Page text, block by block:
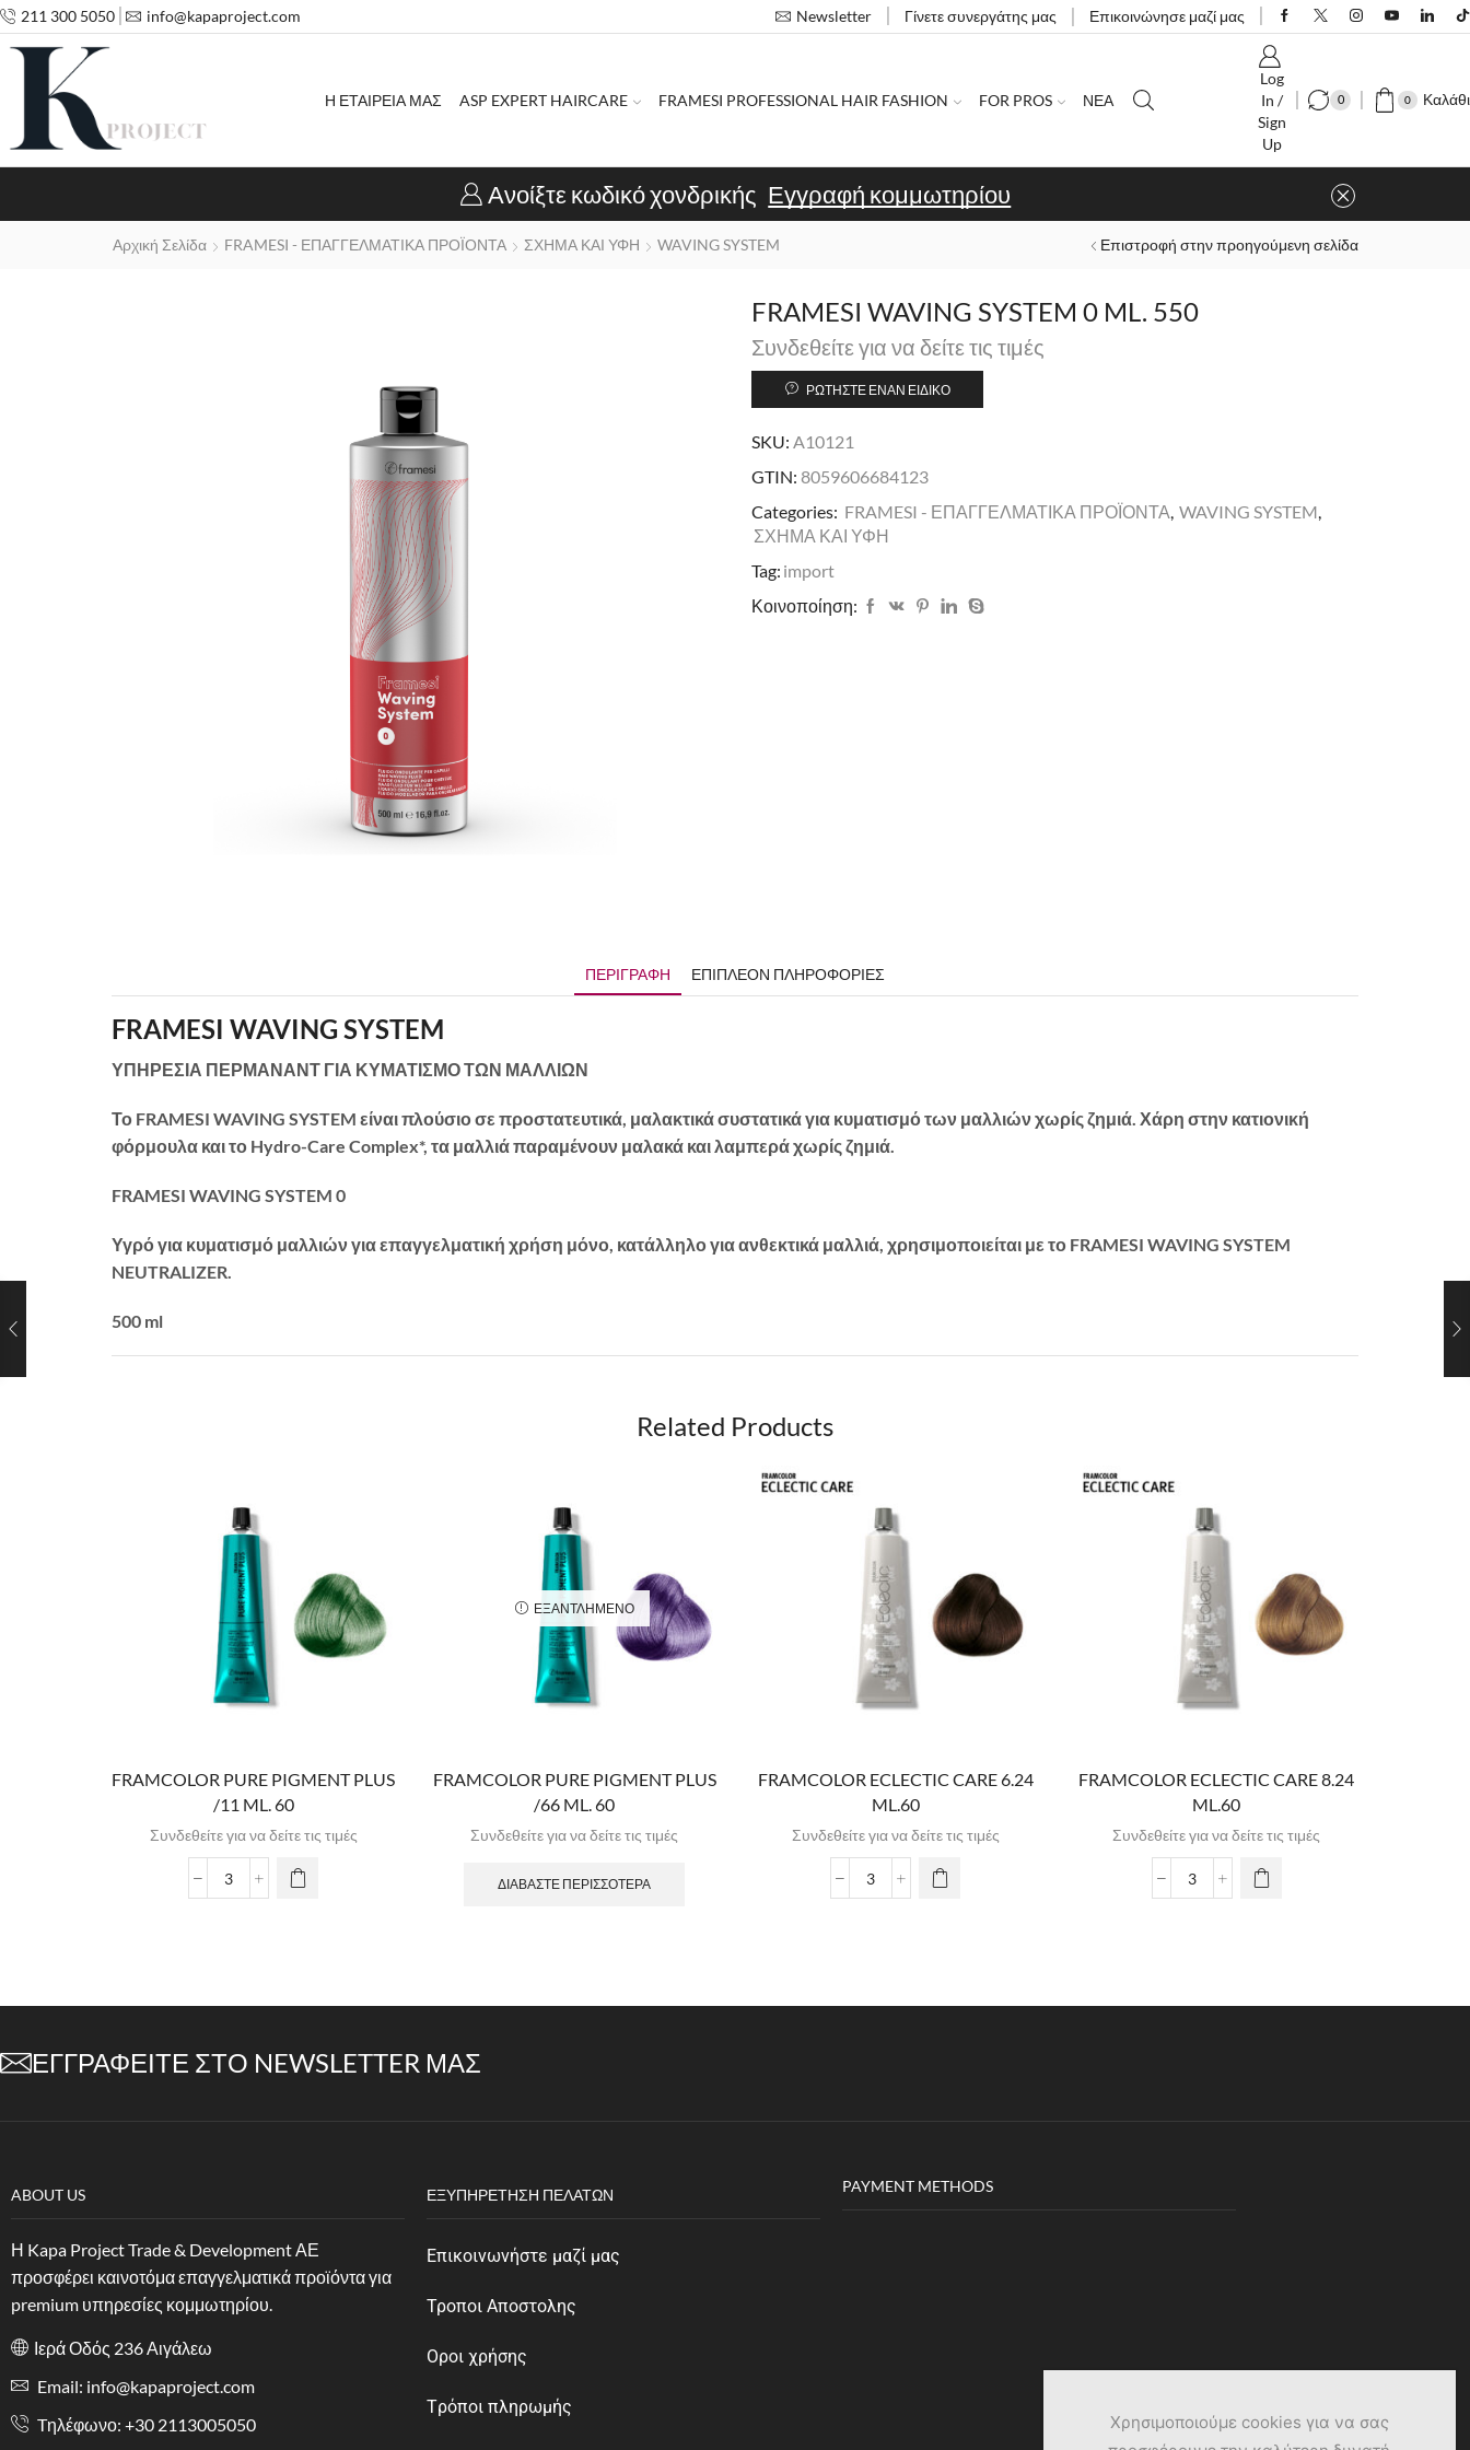
211 300 5050 info@kapaproject.com Newsletter Γίνετε συνεργάτης μας Επικοινώνησε μαζί μας
Η ΕΤΑΙΡΕΙΑ ΜΑΣ ASP EXPERT HAIRCARE FRAMESI PROFESSIONAL HAIR FASHION FOR PROS ΝΕΑ
Log
In /
Sign
Up
0 0 Καλάθι
Ανοίξτε κωδικό χονδρικής Εγγραφή κομμωτηρίου
Αρχική Σελίδα FRAMESI - ΕΠΑΓΓΕΛΜΑΤΙΚΑ ΠΡΟΪΟΝΤΑ ΣΧΗΜΑ ΚΑΙ ΥΦΗ WAVING SYSTEM Επιστροφή στην προηγούμενη σελίδα
FRAMESI WAVING SYSTEM 0 ML. 550
Συνδεθείτε για να δείτε τις τιμές
ΡΩΤΉΣΤΕ ΈΝΑΝ ΕΙΔΙΚΌ
SKU: A10121
GTIN: 8059606684123
Categories: FRAMESI - ΕΠΑΓΓΕΛΜΑΤΙΚΑ ΠΡΟΪΟΝΤΑ WAVING SYSTEM
ΣΧΗΜΑ ΚΑΙ ΥΦΗ
Tag: import
Κοινοποίηση:
ΠΕΡΙΓΡΑΦΉ ΕΠΙΠΛΈΟΝ ΠΛΗΡΟΦΟΡΊΕΣ
FRAMESI WAVING SYSTEM
ΥΠΗΡΕΣΙΑ ΠΕΡΜΑΝΑΝΤ ΓΙΑ ΚΥΜΑΤΙΣΜΟ ΤΩΝ ΜΑΛΛΙΩΝ
Το FRAMESI WAVING SYSTEM είναι πλούσιο σε προστατευτικά, μαλακτικά συστατικά για κυματισμό των μαλλιών χωρίς ζημιά. Χάρη στην κατιονική
φόρμουλα και το Hydro-Care Complex*, τα μαλλιά παραμένουν μαλακά και λαμπερά χωρίς ζημιά.
FRAMESI WAVING SYSTEM 0
Υγρό για κυματισμό μαλλιών για επαγγελματική χρήση μόνο, κατάλληλο για ανθεκτικά μαλλιά, χρησιμοποιείται με το FRAMESI WAVING SYSTEM
NEUTRALIZER.
500 ml
Related Products
FRAMCOLOR PURE PIGMENT PLUS
/11 ML. 60
Συνδεθείτε για να δείτε τις τιμές
ΕΞΑΝΤΛΗΜΈΝΟ
FRAMCOLOR PURE PIGMENT PLUS
/66 ML. 60
Συνδεθείτε για να δείτε τις τιμές
ΔΙΑΒΆΣΤΕ ΠΕΡΙΣΣΌΤΕΡΑ
FRAMCOLOR ECLECTIC CARE 6.24
ML.60
Συνδεθείτε για να δείτε τις τιμές
FRAMCOLOR ECLECTIC CARE 8.24
ML.60
Συνδεθείτε για να δείτε τις τιμές
ΕΓΓΡΑΦΕΊΤΕ ΣΤΟ NEWSLETTER ΜΑΣ
ABOUT US
Η Kapa Project Trade & Development ΑΕ
προσφέρει καινοτόμα επαγγελματικά προϊόντα για
premium υπηρεσίες κομμωτηρίου.
Ιερά Οδός 236 Αιγάλεω
Email: info@kapaproject.com
Tηλέφωνο: +30 2113005050
ΕΞΥΠΗΡΈΤΗΣΗ ΠΕΛΑΤΏΝ
Επικοινωνήστε μαζί μας
Τροποι Αποστολης
Οροι χρήσης
Tρόποι πληρωμής
PAYMENT METHODS
Χρησιμοποιούμε cookies για να σας